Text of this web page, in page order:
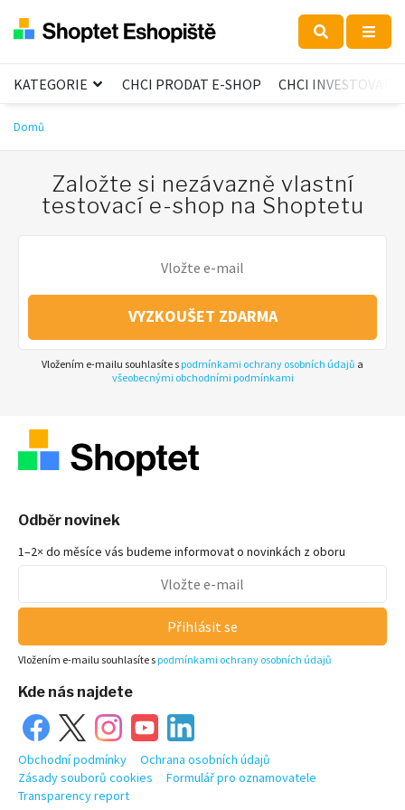
KATEGORIE CHCI PRODAT E-SHOP CHCI INVESTOVAT
Domů
Založte si nezávazně vlastní
testovací e-shop na Shoptetu
VYZKOUŠET ZDARMA
Vložením e-mailu souhlasíte s podmínkami ochrany osobních údajů a
všeobecnými obchodními podmínkami
Odběr novinek
1–2× do měsíce vás budeme informovat o novinkách z oboru
Přihlásit se
Vložením e-mailu souhlasíte s podmínkami ochrany osobních údajů
Kde nás najdete
Obchodní podmínky
Ochrana osobních údajů
Zásady souborů cookies
Formulář pro oznamovatele
Transparency report